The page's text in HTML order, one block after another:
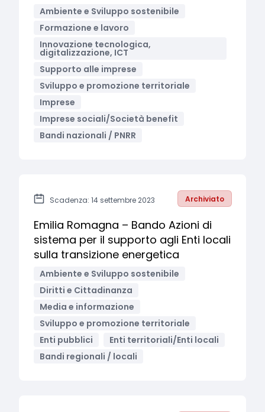
Ambiente e Sviluppo sostenibile
Formazione e lavoro
Innovazione tecnologica,
digitalizzazione, ICT
Supporto alle imprese
Sviluppo e promozione territoriale
Imprese
Imprese sociali/Società benefit
Bandi nazionali / PNRR
Scadenza: 14 settembre 2023 Archiviato
Emilia Romagna – Bando Azioni di
sistema per il supporto agli Enti locali
sulla transizione energetica
Ambiente e Sviluppo sostenibile
Diritti e Cittadinanza
Media e informazione
Sviluppo e promozione territoriale
Enti pubblici
Enti territoriali/Enti locali
Bandi regionali / locali